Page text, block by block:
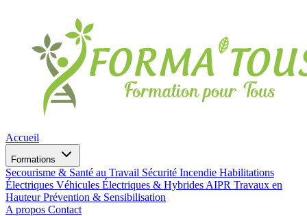
Accueil
Formations
Secourisme & Santé au Travail Sécurité Incendie Habilitations
Électriques Véhicules Électriques & Hybrides AIPR Travaux en
HauteurPrévention & Sensibilisation
A propos Contact